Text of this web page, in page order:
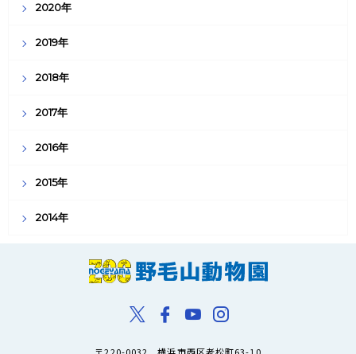
2020年
2019年
2018年
2017年
2016年
2015年
2014年